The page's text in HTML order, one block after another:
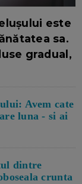
este
sa.
gradual,
Avem cate
luna - si ai
dintre
crunta